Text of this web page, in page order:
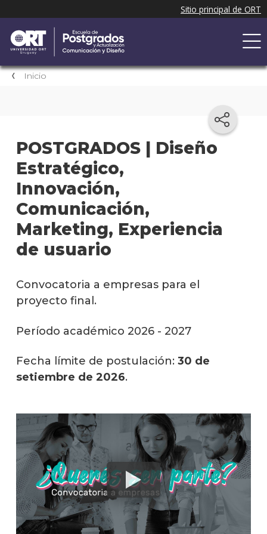
Inicio
POSTGRADOS | Diseño
Estratégico,
Innovación,
Comunicación,
Marketing, Experiencia
de usuario
Convocatoria a empresas para el
proyecto final.
Período académico 2026 - 2027
Fecha límite de postulación: 30 de
setiembre de 2026.